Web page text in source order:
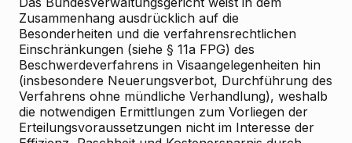
Zusammenhang ausdrücklich auf die
Besonderheiten und die verfahrensrechtlichen
Einschränkungen (siehe § 11a FPG) des
Beschwerdeverfahrens in Visaangelegenheiten hin
(insbesondere Neuerungsverbot, Durchführung des
Verfahrens ohne mündliche Verhandlung), weshalb
die notwendigen Ermittlungen zum Vorliegen der
Erteilungsvoraussetzungen nicht im Interesse der